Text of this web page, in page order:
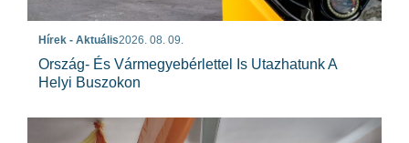
Hírek - Aktuális2026. 08. 09.
Ország- És Vármegyebérlettel Is Utazhatunk A
Helyi Buszokon